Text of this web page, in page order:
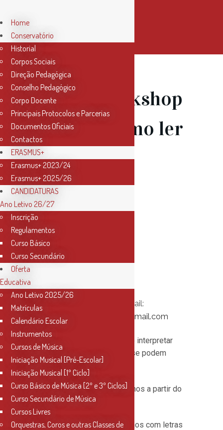
30 Jul
Workshop
Online: Como ler
Cifras
Professor: Sérgio Marques
Via: Microsoft Teams
Data : 30 de Julho
Duração5h
Tarde: 14:30h/17h
através do email:
conservatoriosantarem@gmail.com
: Compreender e interpretar
Cifras. Saber como e onde se podem
aplicar.
Público Alvo: Todos os alunos a partir do
7º ano ou 3º grau. .
Descrição: Já nos deparámos com letras
Home
Conservatório
Historial
Corpos Sociais
Direção Pedagógica
Conselho Pedagógico
Corpo Docente
Principais Protocolos e Parcerias
Documentos Oficiais
Contactos
ERASMUS+
Erasmus+ 2023/24
Erasmus+ 2025/26
CANDIDATURAS
Ano Letivo 26/27
Inscrição
Regulamentos
Curso Básico
Curso Secundário
Oferta
Educativa
Ano Letivo 2025/26
Matrículas
Calendário Escolar
Instrumentos
Cursos de Música
Iniciação Musical [Pré-Escolar]
Iniciação Musical [1º Ciclo]
Curso Básico de Música [2º e 3º Ciclos]
Curso Secundário de Música
Cursos Livres
Orquestras, Coros e outras Classes de